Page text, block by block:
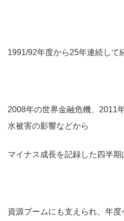
1991/92年度から25年連続して
2008年の世界金融危機、2011
水被害の影響などから
マイナス成長を記録した四半期
資源ブームにも支えられ、年